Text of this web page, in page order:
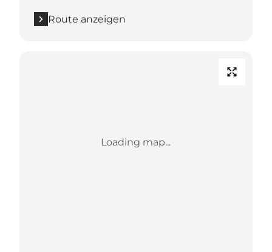
Route anzeigen
Loading map...